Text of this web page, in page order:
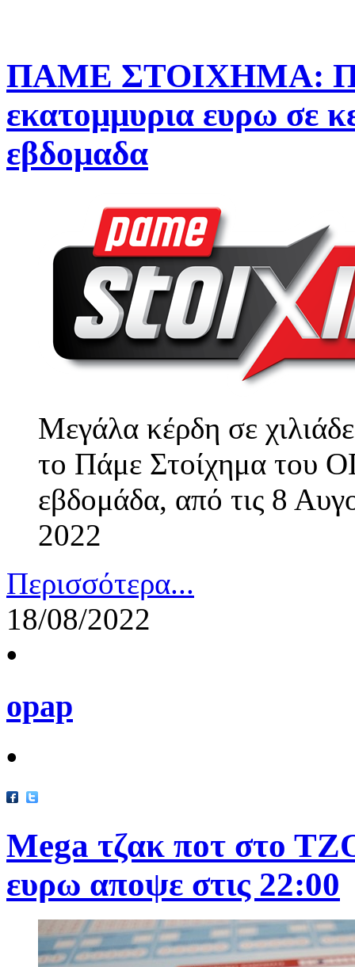
ΠΑΜΕ ΣΤΟΙΧΗΜΑ:
εκατομμυρια ευρω σε
εβδομαδα
Μεγάλα κέρδη σε
το Πάμε Στοίχημα του
εβδομάδα, από τις 8
2022
Περισσότερα...
18/08/2022
•
opap
•
Mega τζακ ποτ στο
ευρω αποψε στις 22:00